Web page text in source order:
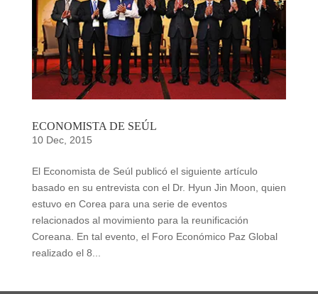
ECONOMISTA DE SEÚL
10 Dec, 2015
El Economista de Seúl publicó el siguiente artículo
basado en su entrevista con el Dr. Hyun Jin Moon, quien
estuvo en Corea para una serie de eventos
relacionados al movimiento para la reunificación
Coreana. En tal evento, el Foro Económico Paz Global
realizado el 8...